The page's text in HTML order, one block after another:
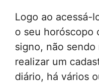
Logo ao acessá-
o seu horóscopo
signo, não
realizar um
diário, há vários